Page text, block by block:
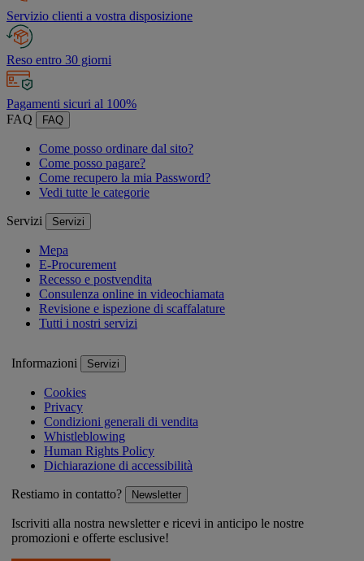
Servizio clienti a vostra disposizione
Reso entro 30 giorni
Pagamenti sicuri al 100%
FAQ
FAQ
Come posso ordinare dal sito?
Come posso pagare?
Come recupero la mia Password?
Vedi tutte le categorie
Servizi Servizi
Mepa
E-Procurement
Recesso e postvendita
Consulenza online in videochiamata
Revisione e ispezione di scaffalature
Tutti i nostri servizi
Informazioni Servizi
Cookies
Privacy
Condizioni generali di vendita
Whistleblowing
Human Rights Policy
Dichiarazione di accessibilità
Restiamo in contatto? Newsletter
Iscriviti alla nostra newsletter e ricevi in anticipo le nostre
promozioni e offerte esclusive!